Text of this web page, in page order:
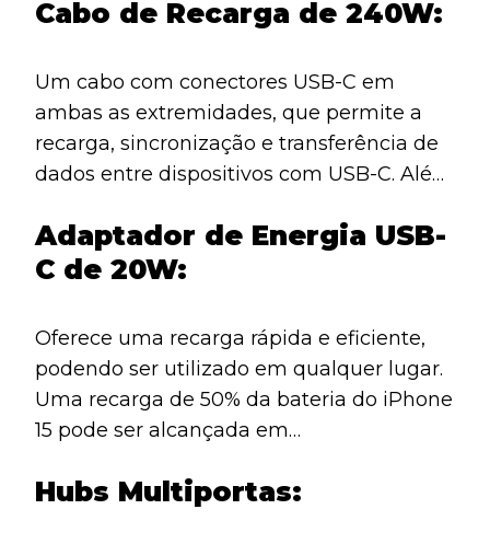
qualquer computador que possua uma
Cabo de Recarga de 240W:
Um cabo com conectores USB-C em
ambas as extremidades, que permite a
recarga, sincronização e transferência de
dados entre dispositivos com USB-C. Além
você pode conectar o iPhone 15 a uma TV
ou monitor 4K, refletindo a tela ou
Adaptador de Energia USB-
C de 20W:
Oferece uma recarga rápida e eficiente,
podendo ser utilizado em qualquer lugar.
Uma recarga de 50% da bateria do iPhone
15 pode ser alcançada em
Hubs Multiportas: